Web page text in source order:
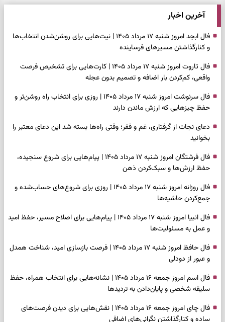
آخرین اخبار
فال ابجد امروز شنبه ۱۷ مرداد ۱۴۰۵ | نیت‌هایی برای روشن‌شدن انتخاب‌ها
و کنارگذاشتن مسیرهای فرساینده
فال تاروت امروز شنبه ۱۷ مرداد ۱۴۰۵ | کارت‌هایی برای تشخیص فرصت
واقعی، کم‌کردن بار اضافه و تصمیم بدون عجله
فال سرنوشت امروز شنبه ۱۷ مرداد ۱۴۰۵ | روزی برای انتخاب راه روشن‌تر و
حفظ چیزهایی که ارزش ماندن دارند
دعای نجات از گرفتاری، غم و فقر؛ وقتی راه‌ها بسته شد این دعای معتبر را
بخوانید
فال فرشتگان امروز شنبه ۱۷ مرداد ۱۴۰۵ | پیام‌هایی برای شروع سنجیده،
حفظ ارزش‌ها و سبک‌کردن ذهن
فال روزانه امروز شنبه ۱۷ مرداد ۱۴۰۵ | روزی برای شروع‌های حساب‌شده و
جمع‌کردن حاشیه‌ها
فال انبیا امروز شنبه ۱۷ مرداد ۱۴۰۵ | پیام‌هایی برای اصلاح مسیر، حفظ امید
و عمل به مسئولیت‌ها
فال حافظ امروز شنبه ۱۷ مرداد ۱۴۰۵ | فرصت بازسازی امید، شناخت همدل
و عبور از دودلی
فال اسم امروز جمعه ۱۶ مرداد ۱۴۰۵ | نشانه‌هایی برای انتخاب همراه، حفظ
سلیقه شخصی و پایان‌دادن به تردیدها
فال چای امروز جمعه ۱۶ مرداد ۱۴۰۵ | نقش‌هایی برای دیدن فرصت‌های
ساده و کنارگذاشتن نگرانی‌های اضافی